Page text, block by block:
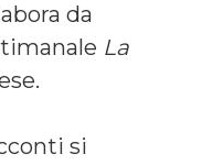
da
La
si